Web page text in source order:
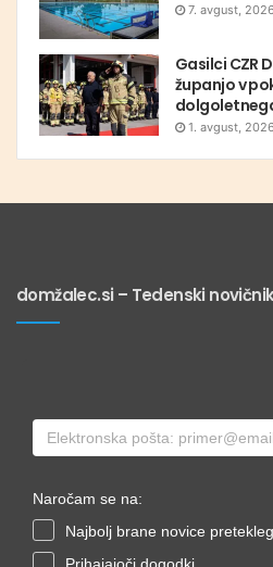
7. avgust, 2026
Gasilci CZR
županjo v
1. avgust, 2026
domžalec.si – Tedenski
Naročam se na:
Najbolj brane novice
Prihajajoči dogodki